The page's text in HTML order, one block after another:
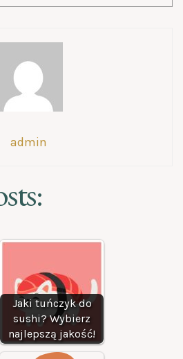
admin
Jaki tuńczyk do
sushi? Wybierz
najlepszą jakość!